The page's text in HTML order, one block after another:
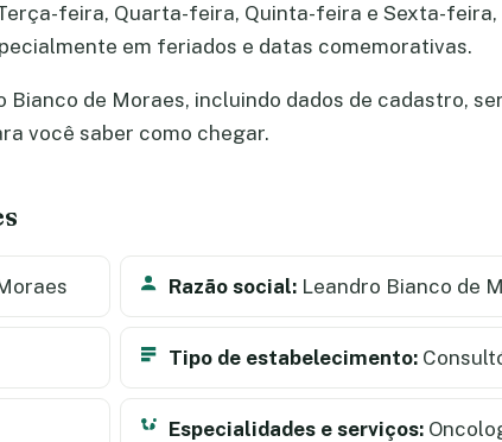
feira, Quarta-feira, Quinta-feira e Sexta-feira,
em feriados e datas comemorativas.
de Moraes, incluindo dados de cadastro,
você saber como chegar.
Razão social: Leandro Bianco de
Tipo de estabelecimento:
Especialidades e serviços: